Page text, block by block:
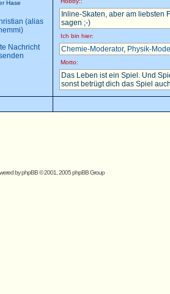
Hase
(alias
Inline-Skaten, aber am liebsten
sagen ;-)
Ich bin hier:
Chemie-Moderator, Physik-
Motto:
Das Leben ist ein Spiel. Und
sonst betrügt dich das Spiel
byphpBB© 2001, 2005 phpBB Group